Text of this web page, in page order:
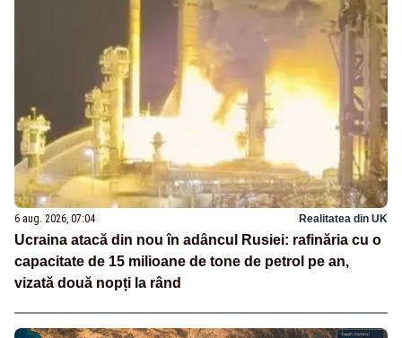
6 aug. 2026, 07:04 Realitatea din UK
Ucraina atacă din nou în adâncul Rusiei: rafinăria cu o
capacitate de 15 milioane de tone de petrol pe an,
vizată două nopți la rând